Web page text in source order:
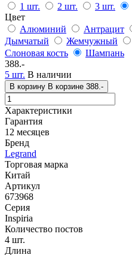
1 шт.
2 шт. 3 шт.
Цвет
Алюминий
Антрацит
Дымчатый
Жемчужный
Слоновая кость
Шампань
388.-
5 шт. В наличии
В корзину В корзине 388.-
Характеристики
Гарантия
12 месяцев
Бренд
Legrand
Торговая марка
Китай
Артикул
673968
Серия
Inspiria
Количество постов
4 шт.
Длина